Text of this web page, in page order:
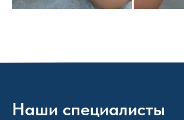
Наши специалисты